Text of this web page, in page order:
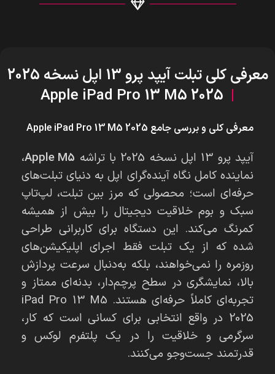
معرفی کلی تبلت آیپد پرو 13 اپل نسخه 2025
|
Apple iPad Pro 13 M5 2025
معرفی کلی و بررسی جامع Apple iPad Pro 13 M5 2025
آیپد پرو 13 اپل نسخه 2025 با تراشه Apple M5،
نماینده کامل نگاه آینده‌گرای اپل به دنیای تبلت‌های
حرفه‌ای است؛ محصولی که مرز بین تبلت، لپ‌تاپ
سبک و بوم خلاقیت دیجیتال را بیش از همیشه
کمرنگ می‌کند. این دستگاه برای کاربرانی طراحی
شده که از یک تبلت فقط اجرای اپلیکیشن‌های
روزمره را نمی‌خواهند، بلکه به‌دنبال سرعت پردازش
بالا، نمایشگری در سطح پرچم‌دار، بدنه‌ای ممتاز و
تجربه‌ای کاملاً حرفه‌ای هستند. iPad Pro 13 M5
2025 در واقع انتخابی برای کسانی است که کار،
سرگرمی و خلاقیت را در یک پلتفرم لوکس و
قدرتمند جست‌وجو می‌کنند.